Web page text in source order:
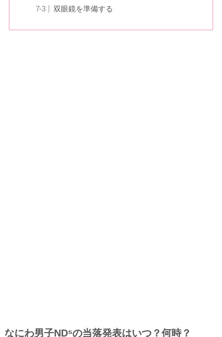
双眼鏡を準備する
なにわ男子ND⁵の当落発表はいつ？何時？